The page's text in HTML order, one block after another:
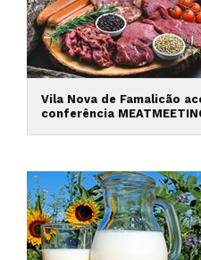
Vila Nova de Famalicão
conferência